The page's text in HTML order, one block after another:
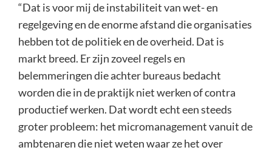
“Dat is voor mij de instabiliteit van wet- en
regelgeving en de enorme afstand die organisaties
hebben tot de politiek en de overheid. Dat is
markt breed. Er zijn zoveel regels en
belemmeringen die achter bureaus bedacht
worden die in de praktijk niet werken of contra
productief werken. Dat wordt echt een steeds
groter probleem: het micromanagement vanuit de
ambtenaren die niet weten waar ze het over